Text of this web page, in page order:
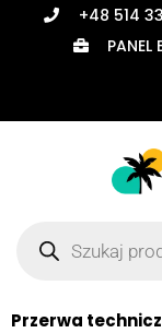
+48 514
Przerwa